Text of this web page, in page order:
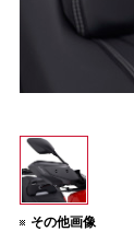
その他画像